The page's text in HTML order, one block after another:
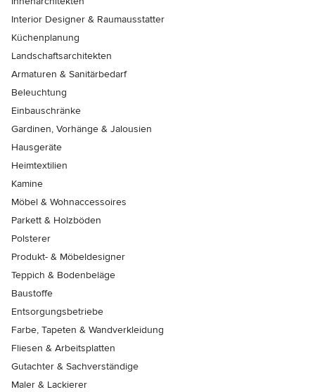
Interior Designer & Raumausstatter
Küchenplanung
Landschaftsarchitekten
Armaturen & Sanitärbedarf
Beleuchtung
Einbauschränke
Gardinen, Vorhänge & Jalousien
Hausgeräte
Heimtextilien
Kamine
Möbel & Wohnaccessoires
Parkett & Holzböden
Polsterer
Produkt- & Möbeldesigner
Teppich & Bodenbeläge
Baustoffe
Entsorgungsbetriebe
Farbe, Tapeten & Wandverkleidung
Fliesen & Arbeitsplatten
Gutachter & Sachverständige
Maler & Lackierer